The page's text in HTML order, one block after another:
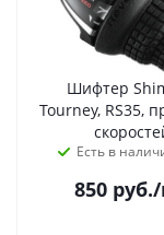
Шифтер
Tourney, RS35,
Есть в
850руб.